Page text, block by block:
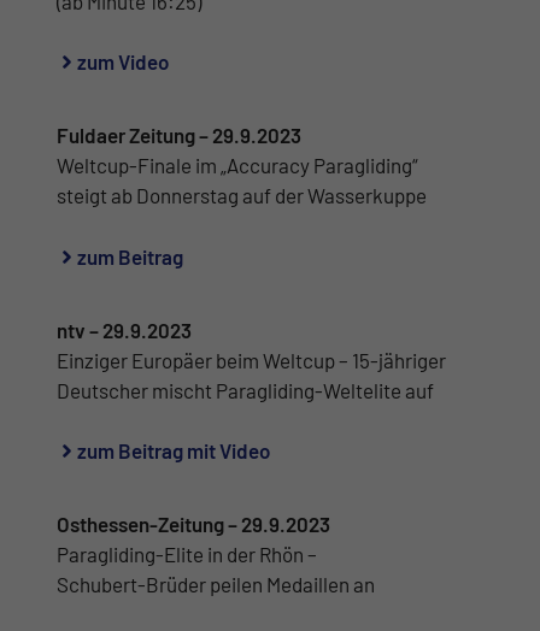
zum Video
Fuldaer Zeitung – 29.9.2023
Weltcup-Finale im „Accuracy Paragliding“
steigt ab Donnerstag auf der Wasserkuppe
zum Beitrag
ntv – 29.9.2023
Einziger Europäer beim Weltcup – 15-jähriger
Deutscher mischt Paragliding-Weltelite auf
zum Beitrag mit Video
Osthessen-Zeitung – 29.9.2023
Paragliding-Elite in der Rhön –
Schubert-Brüder peilen Medaillen an